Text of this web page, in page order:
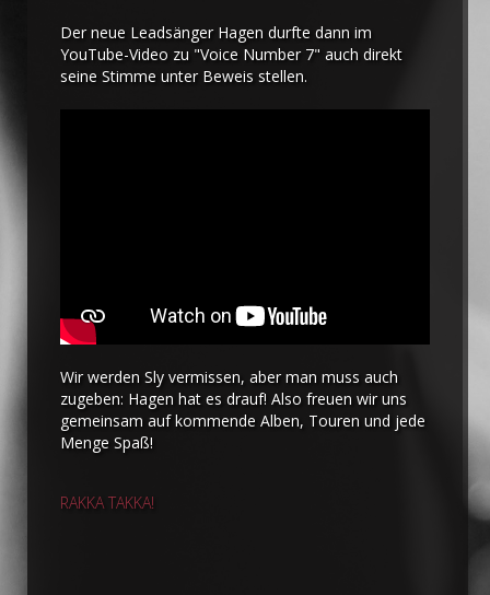
Der neue Leadsänger Hagen durfte dann im
YouTube-Video zu "Voice Number 7" auch direkt
seine Stimme unter Beweis stellen.
Wir werden Sly vermissen, aber man muss auch
zugeben: Hagen hat es drauf! Also freuen wir uns
gemeinsam auf kommende Alben, Touren und jede
Menge Spaß!
RAKKA TAKKA!